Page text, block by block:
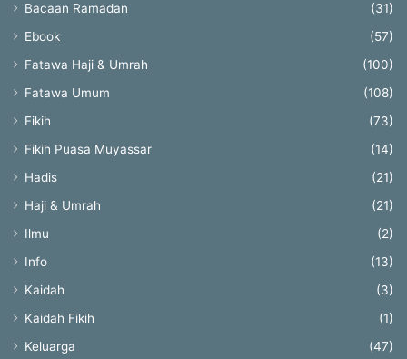
Bacaan Ramadan
(31)
Ebook
(57)
Fatawa Haji & Umrah
(100)
Fatawa Umum
(108)
Fikih
(73)
Fikih Puasa Muyassar
(14)
Hadis
(21)
Haji & Umrah
(21)
Ilmu
(2)
Info
(13)
Kaidah
(3)
Kaidah Fikih
(1)
Keluarga
(47)